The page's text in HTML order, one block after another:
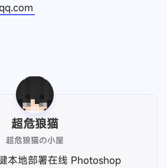
超危狼猫
超危狼猫の小屋
本地部署在线 Photoshop